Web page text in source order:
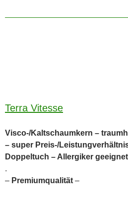
Terra Vitesse
Visco-/Kaltschaumkern –
– super Preis-/
Doppeltuch – Allergiker geeignet
.
– Premiumqualität –